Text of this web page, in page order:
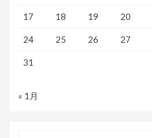
17 18 19 20
24 25 26 27
31
« 1月